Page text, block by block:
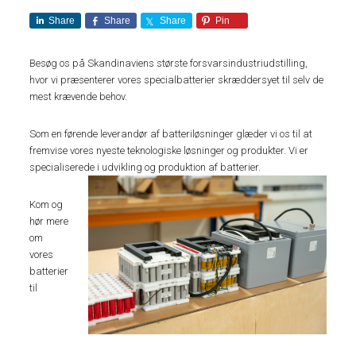
Share Share Share Pin
Besøg os på Skandinaviens største forsvarsindustriudstilling,
hvor vi præsenterer vores specialbatterier skræddersyet til selv de
mest krævende behov.
Som en førende leverandør af batteriløsninger glæder vi os til at
fremvise vores nyeste teknologiske løsninger og produkter. Vi er
specialiserede i udvikling og produktion af batterier.
Kom og
hør mere
om
vores
batterier
til